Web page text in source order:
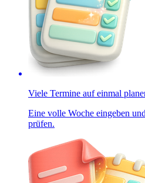
Viele Termine auf einmal
Eine volle Woche eingeben
prüfen.